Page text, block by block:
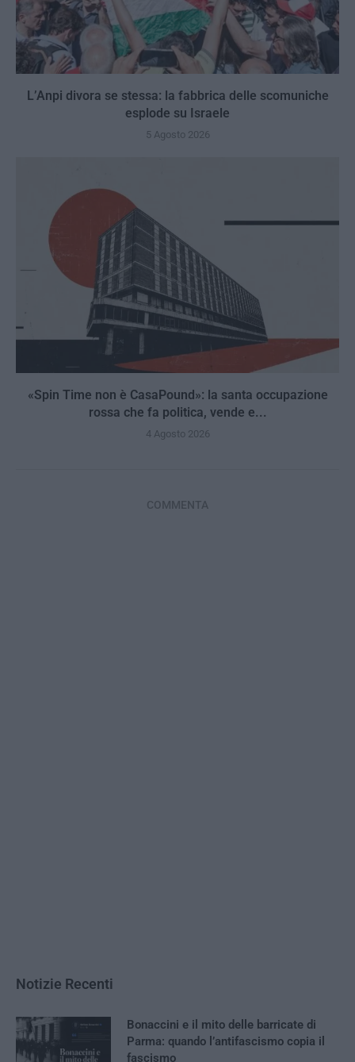
L’Anpi divora se stessa: la fabbrica delle scomuniche
esplode su Israele
5 Agosto 2026
«Spin Time non è CasaPound»: la santa occupazione
rossa che fa politica, vende e...
4 Agosto 2026
COMMENTA
Notizie Recenti
Bonaccini e il mito delle barricate di
Parma: quando l’antifascismo copia il
fascismo